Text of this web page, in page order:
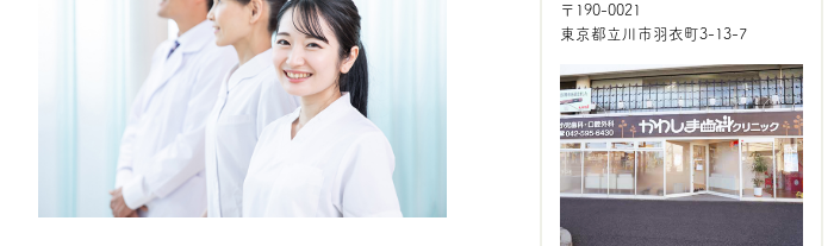
〒190-0021
東京都立川市羽衣町3-13-7